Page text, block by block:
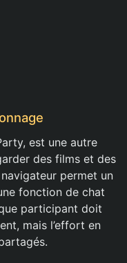
est une autre
des films et des
permet un
fonction de chat
participant doit
mais l’effort en